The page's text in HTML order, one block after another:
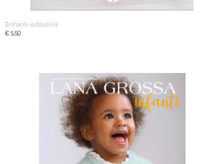
Infanti edition 4
€ 5,50